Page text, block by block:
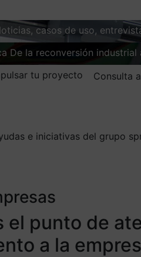
casos de uso,
De la reconversión
tu proyecto
Consulta
e iniciativas del grupo
el punto de
a la